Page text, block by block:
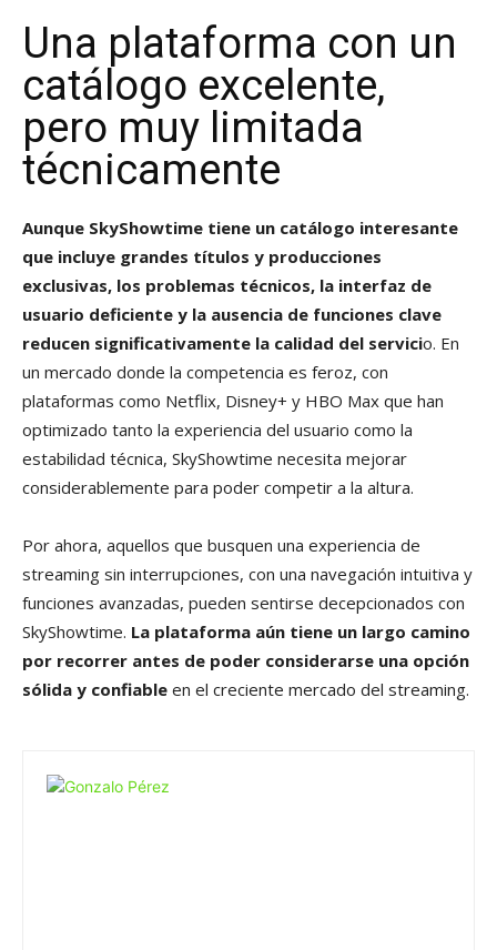
Una plataforma con un
catálogo excelente,
pero muy limitada
técnicamente
Aunque SkyShowtime tiene un catálogo interesante
que incluye grandes títulos y producciones
exclusivas, los problemas técnicos, la interfaz de
usuario deficiente y la ausencia de funciones clave
reducen significativamente la calidad del servicio. En
un mercado donde la competencia es feroz, con
plataformas como Netflix, Disney+ y HBO Max que han
optimizado tanto la experiencia del usuario como la
estabilidad técnica, SkyShowtime necesita mejorar
considerablemente para poder competir a la altura.
Por ahora, aquellos que busquen una experiencia de
streaming sin interrupciones, con una navegación intuitiva y
funciones avanzadas, pueden sentirse decepcionados con
SkyShowtime. La plataforma aún tiene un largo camino
por recorrer antes de poder considerarse una opción
sólida y confiable en el creciente mercado del streaming.